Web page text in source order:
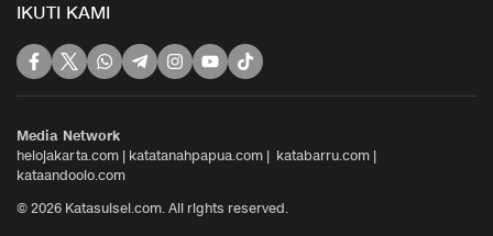
IKUTI KAMI
Media Network
helojakarta.com | katatanahpapua.com | katabarru.com |
kataandoolo.com
© 2026 Katasulsel.com. All rights reserved.